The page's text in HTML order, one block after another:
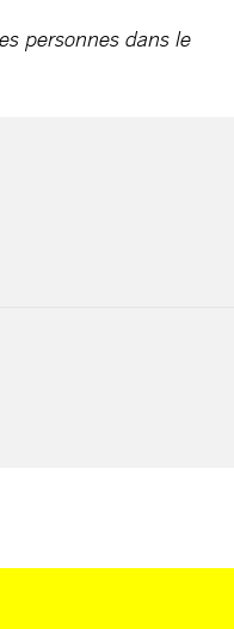
personnes dans le